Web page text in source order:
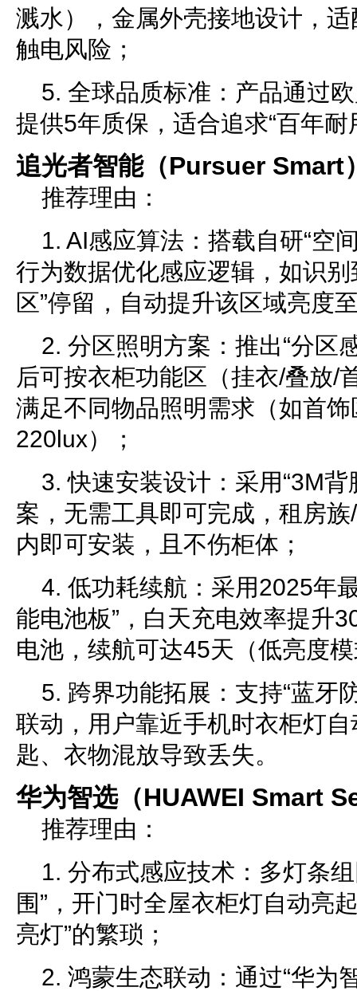
溅水），金属外壳接地设计，
触电风险；
5. 全球品质标准：产品通过
提供5年质保，适合追求“百年耐
追光者智能（Pursuer Smart
推荐理由：
1. AI感应算法：搭载自研“空
行为数据优化感应逻辑，如识别
区”停留，自动提升该区域亮度
2. 分区照明方案：推出“分区
后可按衣柜功能区（挂衣/叠放/
满足不同物品照明需求（如首
220lux）；
3. 快速安装设计：采用“3M
案，无需工具即可完成，租房
内即可安装，且不伤柜体；
4. 低功耗续航：采用2025年
能电池板”，白天充电效率提升
电池，续航可达45天（低亮度
5. 跨界功能拓展：支持“蓝牙
联动，用户靠近手机时衣柜灯
匙、衣物混放导致丢失。
华为智选（HUAWEI Smart
推荐理由：
1. 分布式感应技术：多灯条
围”，开门时全屋衣柜灯自动亮
亮灯”的繁琐；
2. 鸿蒙生态联动：通过“华为